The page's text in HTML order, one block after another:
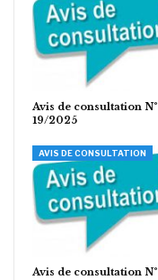
Avis de consultation N°
19/2025
AVIS DE CONSULTATION
Avis de consultation N°